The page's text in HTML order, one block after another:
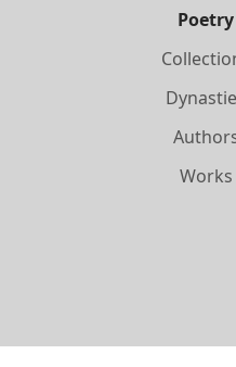
Poetry
Works